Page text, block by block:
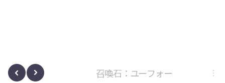
サノヴァ 召喚石：ユーフォー